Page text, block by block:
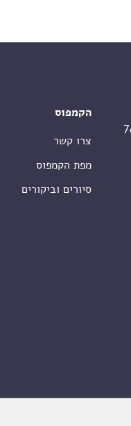
הקמפוס
צרו קשר
מפת הקמפוס
סיורים וביקורים